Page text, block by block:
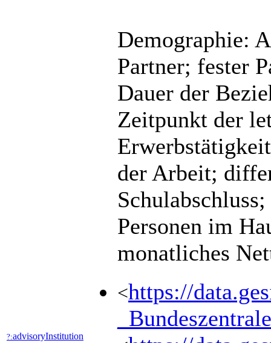
Demographie:
Partner; fester
Dauer der
Zeitpunkt der
der Arbeit;
Personen im
monatliches
?:advisoryInstitution
<https://